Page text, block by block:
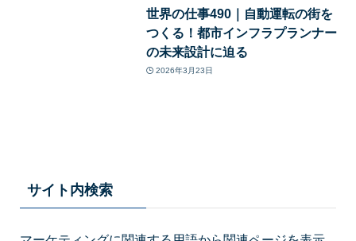
世界の仕事490｜自動運転の街を
つくる！都市インフラプランナー
の未来設計に迫る
2026年3月23日
サイト内検索